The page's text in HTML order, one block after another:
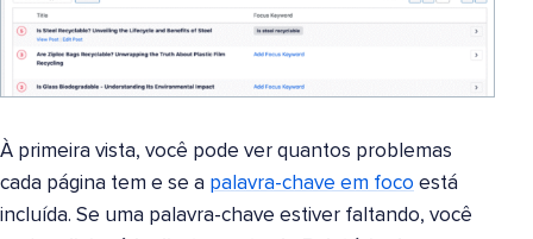
À primeira vista, você pode ver quantos problemas
cada página tem e se a palavra-chave em foco está
incluída. Se uma palavra-chave estiver faltando, você